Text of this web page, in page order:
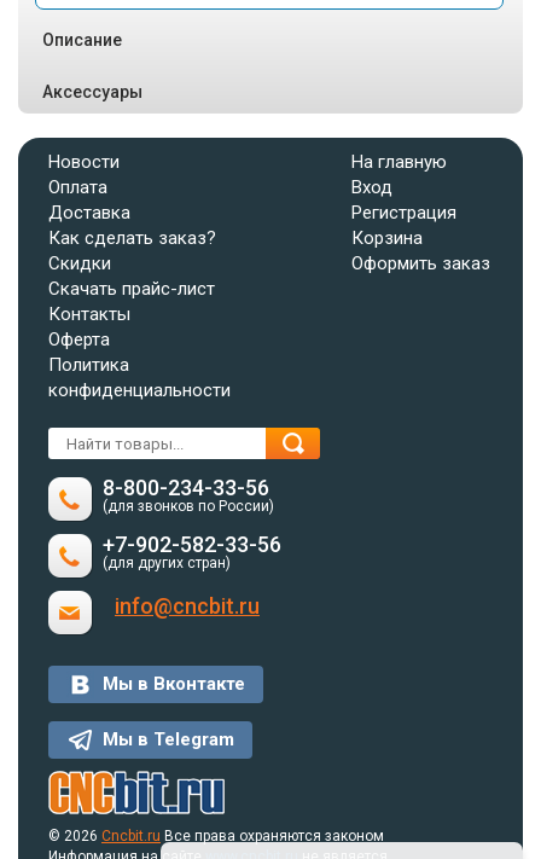
Описание
Аксессуары
Новости
Оплата
Доставка
Как сделать заказ?
Скидки
Скачать прайс-лист
Контакты
Оферта
Политика
конфиденциальности
На главную
Вход
Регистрация
Корзина
Оформить заказ
8-800-234-33-56
(для звонков по России)
+7-902-582-33-56
(для других стран)
info@cncbit.ru
Мы в Вконтакте
Мы в Telegram
© 2026 Cncbit.ru Все права охраняются законом